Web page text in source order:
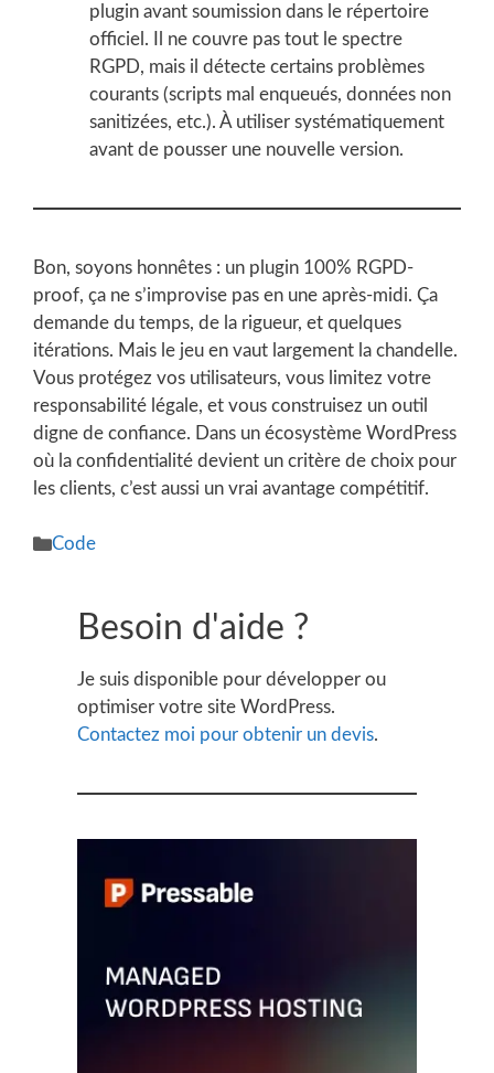
plugin avant soumission dans le répertoire
officiel. Il ne couvre pas tout le spectre
RGPD, mais il détecte certains problèmes
courants (scripts mal enqueués, données non
sanitizées, etc.). À utiliser systématiquement
avant de pousser une nouvelle version.
Bon, soyons honnêtes : un plugin 100% RGPD-
proof, ça ne s’improvise pas en une après-midi. Ça
demande du temps, de la rigueur, et quelques
itérations. Mais le jeu en vaut largement la chandelle.
Vous protégez vos utilisateurs, vous limitez votre
responsabilité légale, et vous construisez un outil
digne de confiance. Dans un écosystème WordPress
où la confidentialité devient un critère de choix pour
les clients, c’est aussi un vrai avantage compétitif.
Catégories
Code
Besoin d'aide ?
Je suis disponible pour développer ou
optimiser votre site WordPress.
Contactez moi pour obtenir un devis.